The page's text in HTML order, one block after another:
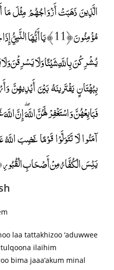
الَّذِينَ ذَهَبَتْ أَزْوَاجُهُمْ مِثْلَ مَا
مُؤْمِنُونَ ﴿11﴾ يَا أَيُّهَا
يُشْرِكْنَ بِاللَّهِ شَيْئًا وَلَا يَسْرِقْنَ
بِبُهْتَانٍ يَفْتَرِينَهُ بَيْنَ
آمَنُوا لَا تَتَوَلَّوْا قَوْمًا غَضِبَ
يَئِسَ الْكُفَّارُ مِنْ أَصْحَابِ الْقُبُورِ
laa tattakhizoo ‘aduwwee
tulqoona ilaihim
bima jaaa’akum minal